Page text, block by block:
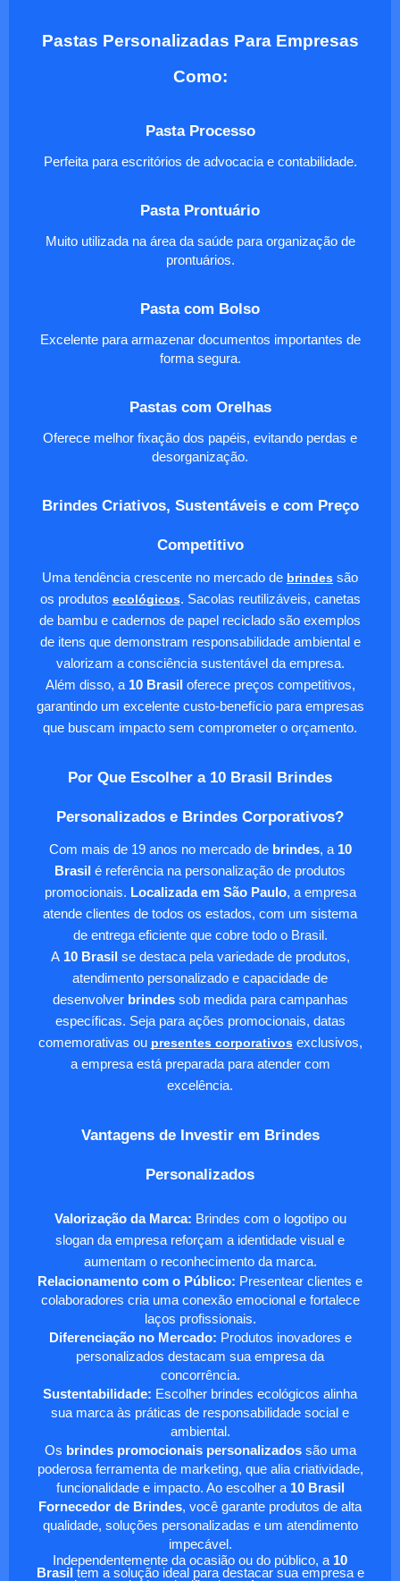
Pastas Personalizadas Para Empresas
Como:
Pasta Processo
Perfeita para escritórios de advocacia e contabilidade.
Pasta Prontuário
Muito utilizada na área da saúde para organização de
prontuários.
Pasta com Bolso
Excelente para armazenar documentos importantes de
forma segura.
Pastas com Orelhas
Oferece melhor fixação dos papéis, evitando perdas e
desorganização.
Brindes Criativos, Sustentáveis e com Preço
Competitivo
Uma tendência crescente no mercado de brindes são
os produtos ecológicos. Sacolas reutilizáveis, canetas
de bambu e cadernos de papel reciclado são exemplos
de itens que demonstram responsabilidade ambiental e
valorizam a consciência sustentável da empresa.
Além disso, a 10 Brasiloferece preços competitivos,
garantindo um excelente custo-benefício para empresas
que buscam impacto sem comprometer o orçamento.
Por Que Escolher a 10 Brasil Brindes
Personalizados e Brindes Corporativos?
Com mais de 19 anos no mercado de brindes, a 10
Brasil é referência na personalização de produtos
promocionais. Localizada em São Paulo, a empresa
atende clientes de todos os estados, com um sistema
de entrega eficiente que cobre todo o Brasil.
A10 Brasilse destaca pela variedade de produtos,
atendimento personalizado e capacidade de
desenvolver brindessob medida para campanhas
específicas. Seja para ações promocionais, datas
comemorativas ou presentes corporativosexclusivos,
a empresa está preparada para atender com
excelência.
Vantagens de Investir em Brindes
Personalizados
Valorização da Marca: Brindes com o logotipo ou
slogan da empresa reforçam a identidade visual e
aumentam o reconhecimento da marca.
Relacionamento com o Público: Presentear clientes e
colaboradores cria uma conexão emocional e fortalece
laços profissionais.
Diferenciação no Mercado: Produtos inovadores e
personalizados destacam sua empresa da
concorrência.
Sustentabilidade: Escolher brindes ecológicos alinha
sua marca às práticas de responsabilidade social e
ambiental.
Os brindes promocionais personalizadossão uma
poderosa ferramenta de marketing, que alia criatividade,
funcionalidade e impacto. Ao escolher a 10 Brasil
Fornecedor de Brindes, você garante produtos de alta
qualidade, soluções personalizadas e um atendimento
impecável.
Independentemente da ocasião ou do público, a 10
Brasil tem a solução ideal para destacar sua empresa e